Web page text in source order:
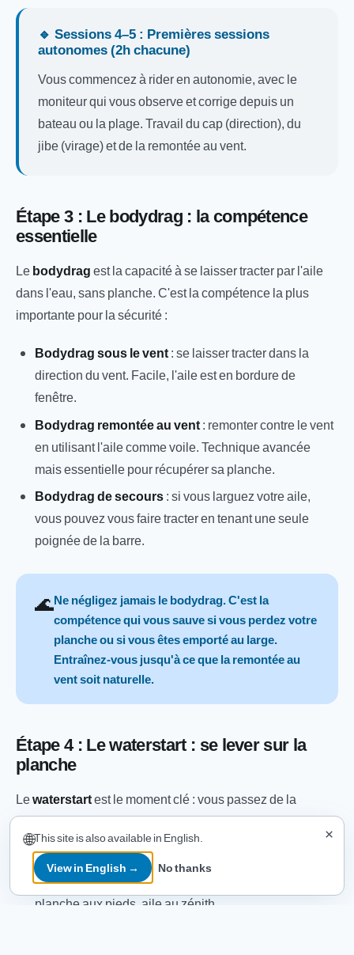
🔹 Sessions 4–5 : Premières sessions
autonomes (2h chacune)
Vous commencez à rider en autonomie, avec le
moniteur qui vous observe et corrige depuis un
bateau ou la plage. Travail du cap (direction), du
jibe (virage) et de la remontée au vent.
Étape 3 : Le bodydrag : la compétence
essentielle
Lebodydragest la capacité à se laisser tracter par l'aile
dans l'eau, sans planche. C'est la compétence la plus
importante pour la sécurité :
Bodydrag sous le vent: se laisser tracter dans la
direction du vent. Facile, l'aile est en bordure de
fenêtre.
Bodydrag remontée au vent: remonter contre le vent
en utilisant l'aile comme voile. Technique avancée
mais essentielle pour récupérer sa planche.
Bodydrag de secours: si vous larguez votre aile,
vous pouvez vous faire tracter en tenant une seule
poignée de la barre.
🌊Ne négligez jamais le bodydrag. C'est la
compétence qui vous sauve si vous perdez votre
planche ou si vous êtes emporté au large.
Entraînez-vous jusqu'à ce que la remontée au
vent soit naturelle.
Étape 4 : Le waterstart : se lever sur la
planche
Lewaterstartest le moment clé : vous passez de la
position allongée dans l'eau à la position debout sur la
planche, tracté par l'aile. Voici la séquence :
Position de départ: allongé sur le dos dans l'eau,
planche aux pieds, aile au zénith.
🌐This site is also available in English.
View in English → No thanks
×